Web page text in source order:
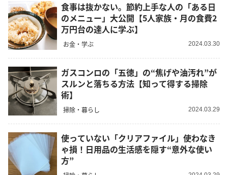
食事は抜かない。節約上手な人の「ある日
のメニュー」大公開【5人家族・月の食費2
万円台の達人に学ぶ】
お金・学ぶ 2024.03.30
ガスコンロの「五徳」の“焦げや油汚れ”が
スルンと落ちる方法【知って得する掃除
術】
掃除・暮らし 2024.03.29
使っていない「クリアファイル」使わなき
ゃ損！日用品の生活感を隠す“意外な使い
方”